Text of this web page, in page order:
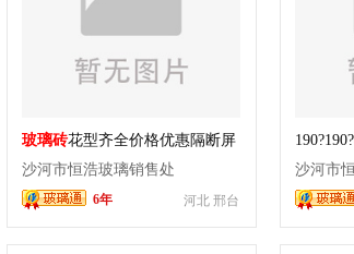
玻璃砖花型齐全价格优惠隔断屏
风阳台
沙河市恒浩玻璃销售处
河北 邢台
6年
沙河市